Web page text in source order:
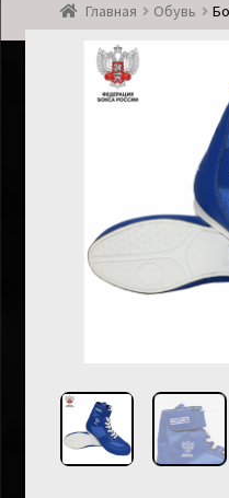
Мой аккаунт
Главная Обувь